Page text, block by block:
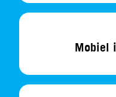
Mobiel